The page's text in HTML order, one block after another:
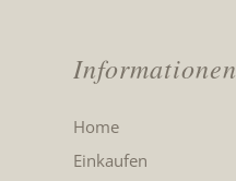
Informationen
Home
Einkaufen